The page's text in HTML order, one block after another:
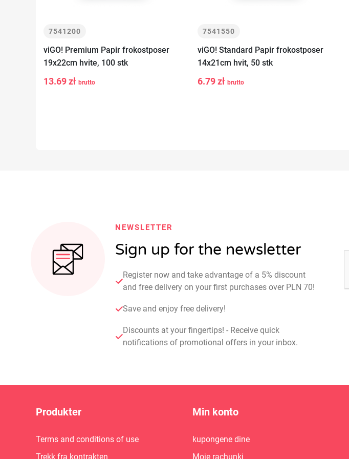
7541200
viGO! Premium Papir frokostposer
19x22cm hvite, 100 stk
13.69 zł brutto
- +
7541550
viGO! Standard Papir frokostposer
14x21cm hvit, 50 stk
6.79 zł brutto
- +
NEWSLETTER
Sign up for the newsletter
Register now and take advantage of a 5% discount
and free delivery on your first purchases over PLN 70!
Save and enjoy free delivery!
Discounts at your fingertips! - Receive quick
notifications of promotional offers in your inbox.
Produkter
Terms and conditions of use
Trekk fra kontrakten
Min konto
kupongene dine
Moje rachunki